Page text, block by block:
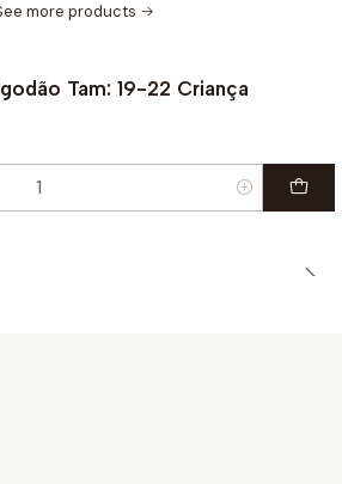
more products
Tam: 19-22 Criança